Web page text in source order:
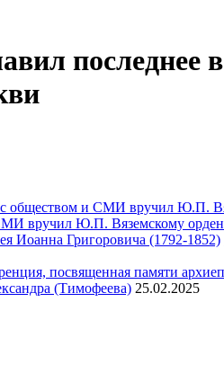
последнее
вручил Ю.П. Вяземскому орден
(Тимофеева) 25.02.2025